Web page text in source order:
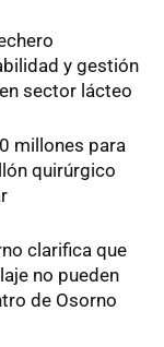
y gestión
sector lácteo
millones para
quirúrgico
clarifica que
no pueden
de Osorno